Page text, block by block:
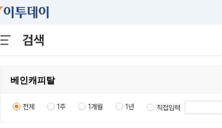
검색
전체 1주 1개월 1년 직접입력